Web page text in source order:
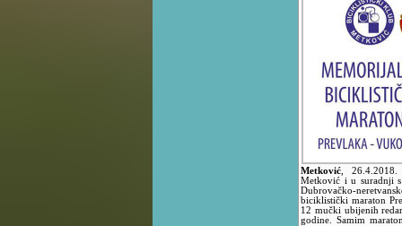
Metković
Metković i u suradnji
Dubrovačko-
biciklistički maraton
12 mučki ubijenih
godine. Samim